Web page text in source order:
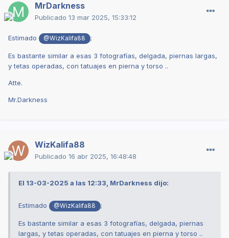
MrDarkness
Publicado 13 mar 2025, 15:33:12
Estimado @WizKalifa88 ;
Es bastante similar a esas 3 fotografías, delgada, piernas largas,
y tetas operadas, con tatuajes en pierna y torso ..
Atte.
Mr.Darkness
WizKalifa88
Publicado 16 abr 2025, 16:48:48
El 13-03-2025 a las 12:33, MrDarkness dijo:
Estimado @WizKalifa88 ;
Es bastante similar a esas 3 fotografías, delgada, piernas
largas, y tetas operadas, con tatuajes en pierna y torso ..